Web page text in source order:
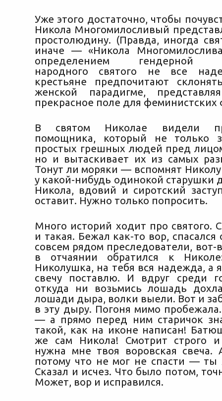
Уже этого достаточно, чтобы
Никола Многомилосливый
простолюдину. (Правда, иногда
иначе — «Никола
определением гендерной
народного святого не все
крестьяне предпочитают
женской парадигме,
прекрасное поле для феминистских
В святом Николае видели
помощника, который не только
простых грешных людей пред
но и вытаскивает их из самых
Тонут ли моряки — вспомнят
у какой-нибудь одинокой старушки
Никола, вдовий и сиротский
оставит. Нужно только попросить.
Много историй ходит про святого.
и такая. Бежал как-то вор,
совсем рядом преследователи, вот-
в отчаянии обратился к
Николушка, на тебя вся надежда, а
свечу поставлю. И вдруг среди
откуда ни возьмись лошадь
лошади дыра, волки выели. Вот и
в эту дыру. Погоня мимо
— а прямо перед ним старичок
такой, как на иконе написан!
же сам Никола! Смотрит строго
нужна мне твоя воровская свеча.
потому что не мог не спасти — ты
Сказал и исчез. Что было потом,
Может, вор и исправился.